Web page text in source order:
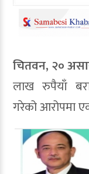
चितवन, २०
लाख रुपैयाँ
गरेको आरोपमा